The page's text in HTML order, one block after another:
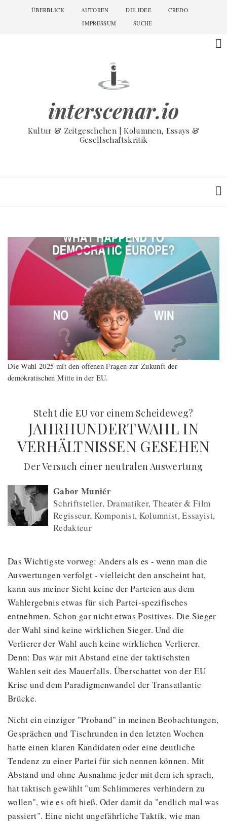
ÜBERBLICK AUTOREN DIE IDEE
CREDO
IMPRESSUM
SUCHE
interscenar.io
Kultur & Zeitgeschehen | Kolumnen, Essays &
Gesellschaftskritik
Die Wahl 2025 mit den offenen Fragen zur Zukunft der
demokratischen Mitte in der EU.
Steht die EU vor einem Scheideweg?
JAHRHUNDERTWAHL IN
VERHÄLTNISSEN GESEHEN
(
Der Versuch einer neutralen Auswertung
Gabor Muniér
Schriftsteller, Dramatiker, Theater & Film
Regisseur, Komponist, Kolumnist, Essayist,
Redakteur
Das Wichtigste vorweg: Anders als es - wenn man die
Auswertungen verfolgt - vielleicht den anscheint hat,
kann aus meiner Sicht keine der Parteien aus dem
Wahlergebnis etwas für sich Partei-spezifisches
entnehmen. Schon gar nicht etwas Positives. Die Sieger
der Wahl sind keine wirklichen Sieger. Und die
Verlierer der Wahl auch keine wirklichen Verlierer.
Denn: Das war mit Abstand eine der taktischsten
Wahlen seit des Mauerfalls. Überschattet von der EU
Krise und dem Paradigmenwandel der Transatlantic
Brücke.
Nicht ein einziger "Proband" in meinen Beobachtungen,
Gesprächen und Tischrunden in den letzten Wochen
hatte einen klaren Kandidaten oder eine deutliche
Tendenz zu einer Partei für sich nennen können. Mit
Abstand und ohne Ausnahme jeder mit dem ich sprach,
hat taktisch gewählt "um Schlimmeres verhindern zu
wollen", wie es oft hieß. Oder damit da "endlich mal was
passiert". Eine nicht ungefährliche Taktik, wie man